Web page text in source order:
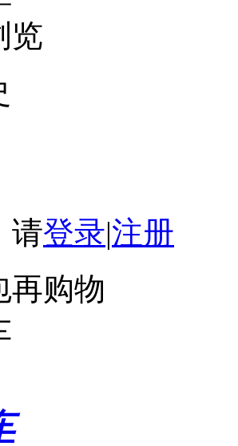
览
请登录|注册
再购物